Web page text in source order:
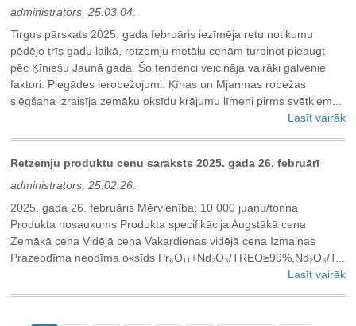
administrators, 25.03.04.
Tirgus pārskats 2025. gada februāris iezīmēja retu notikumu
pēdējo trīs gadu laikā, retzemju metālu cenām turpinot pieaugt
pēc Ķīniešu Jaunā gada. Šo tendenci veicināja vairāki galvenie
faktori: Piegādes ierobežojumi: Ķīnas un Mjanmas robežas
slēgšana izraisīja zemāku oksīdu krājumu līmeni pirms svētkiem...
Lasīt vairāk
Retzemju produktu cenu saraksts 2025. gada 26. februārī
administrators, 25.02.26.
2025. gada 26. februāris Mērvienība: 10 000 juaņu/tonna
Produkta nosaukums Produkta specifikācija Augstākā cena
Zemākā cena Vidējā cena Vakardienas vidējā cena Izmaiņas
Prazeodīma neodīma oksīds Pr₆O₁₁+Nd₂O₃/TREO≥99%,Nd₂O₃/T...
Lasīt vairāk